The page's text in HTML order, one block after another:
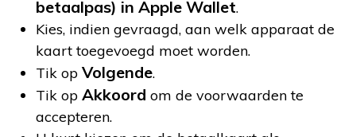
betaalpas) in Apple Wallet.
Kies, indien gevraagd, aan welk apparaat de
kaart toegevoegd moet worden.
Tik op Volgende.
Tik op Akkoord om de voorwaarden te
accepteren.